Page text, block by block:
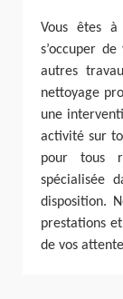
Vous êtes à
s’occuper
autres
nettoyage
une
activité sur
pour tous
spécialisée
disposition.
prestations
de vos